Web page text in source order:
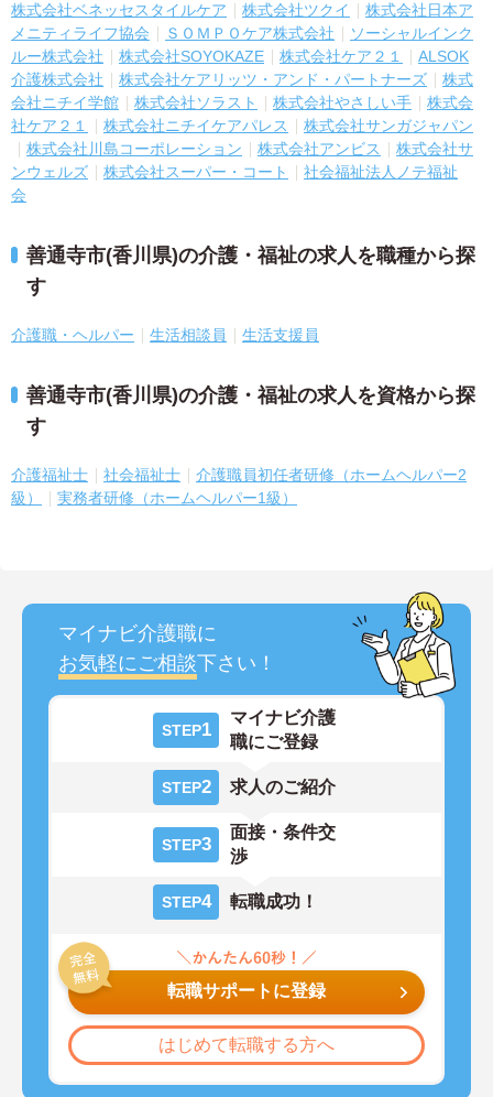
株式会社ベネッセスタイルケア 株式会社ツクイ
株式会社日本ア
メニティライフ協会
ＳＯＭＰＯケア株式会社
ソーシャルインク
ルー株式会社
株式会社SOYOKAZE 株式会社ケア２１
ALSOK
介護株式会社
株式会社ケアリッツ・アンド・パートナーズ
株式
会社ニチイ学館
株式会社ソラスト 株式会社やさしい手
株式会
社ケア２１
株式会社ニチイケアパレス
株式会社サンガジャパン
株式会社川島コーポレーション
株式会社アンビス
株式会社サ
ンウェルズ
株式会社スーパー・コート
社会福祉法人ノテ福祉
会
善通寺市(香川県)の介護・福祉の求人を職種から探
す
介護職・ヘルパー 生活相談員 生活支援員
善通寺市(香川県)の介護・福祉の求人を資格から探
す
介護福祉士 社会福祉士
介護職員初任者研修（ホームヘルパー2
級）
実務者研修（ホームヘルパー1級）
マイナビ介護職に
お気軽にご相談下さい！
STEP1
マイナビ介護
職にご登録
STEP2 求人のご紹介
STEP3
面接・条件交
渉
STEP4 転職成功！
転職サポートに登録
はじめて転職する方へ